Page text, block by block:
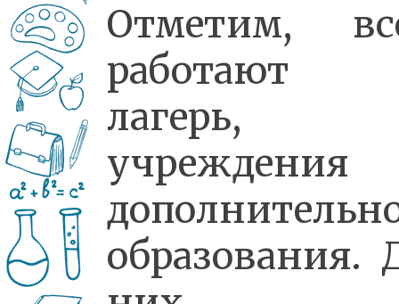
Отметим,
работают
учреждения
образования.